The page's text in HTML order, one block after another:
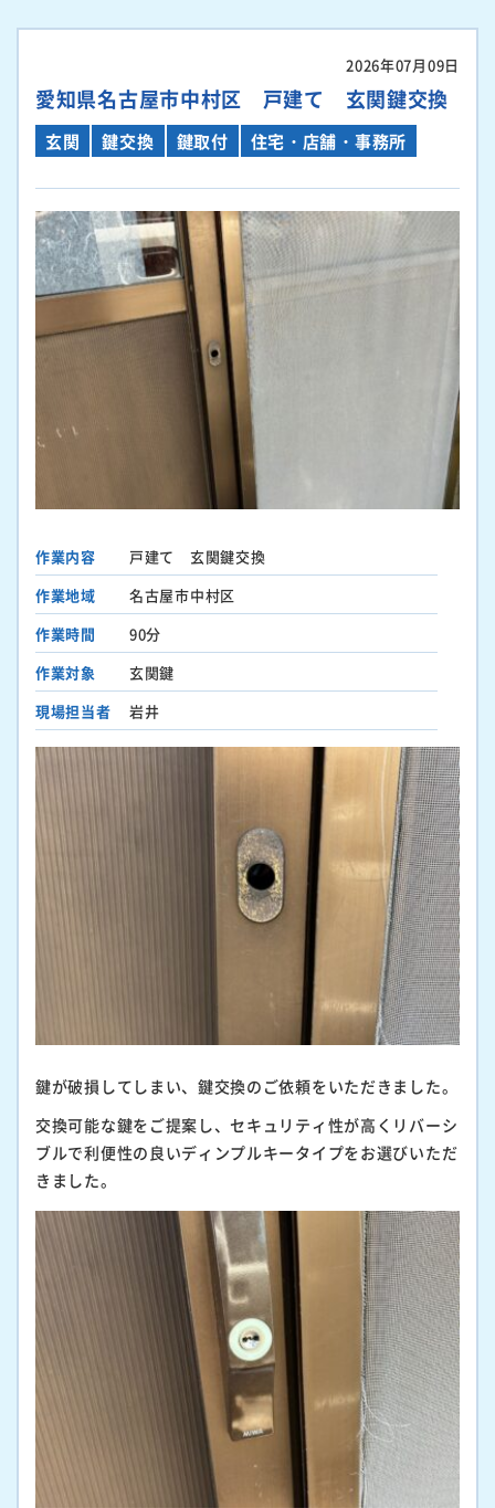
2026年07月09日
愛知県名古屋市中村区 戸建て 玄関鍵交換
玄関 鍵交換 鍵取付 住宅・店舗・事務所
作業内容
戸建て 玄関鍵交換
作業地域
名古屋市中村区
作業時間
90分
作業対象
玄関鍵
現場担当者
岩井
鍵が破損してしまい、鍵交換のご依頼をいただきました。
交換可能な鍵をご提案し、セキュリティ性が高くリバーシ
ブルで利便性の良いディンプルキータイプをお選びいただ
きました。